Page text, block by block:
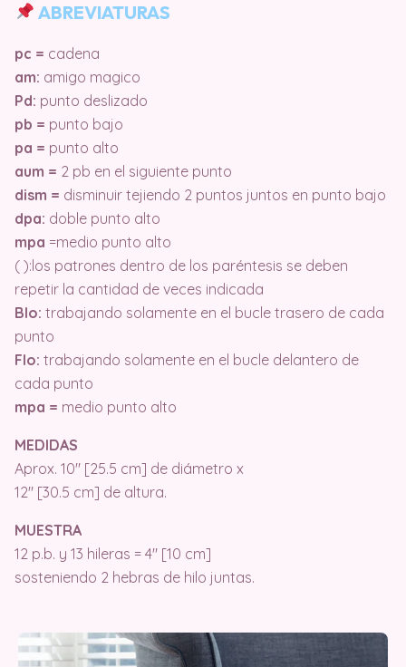
ABREVIATURAS
pc = cadena
am: amigo magico
Pd: punto deslizado
pb = punto bajo
pa = punto alto
aum = 2 pb en el siguiente punto
dism = disminuir tejiendo 2 puntos juntos en punto bajo
dpa: doble punto alto
mpa =medio punto alto
( ):los patrones dentro de los paréntesis se deben
repetir la cantidad de veces indicada
Blo: trabajando solamente en el bucle trasero de cada
punto
Flo: trabajando solamente en el bucle delantero de
cada punto
mpa = medio punto alto
MEDIDAS
Aprox. 10″ [25.5 cm] de diámetro x
12″ [30.5 cm] de altura.
MUESTRA
12 p.b. y 13 hileras = 4″ [10 cm]
sosteniendo 2 hebras de hilo juntas.